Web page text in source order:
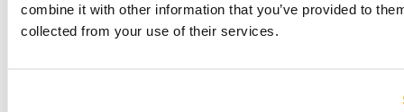
combine it with other information that you’ve provided to
collected from your use of their services.